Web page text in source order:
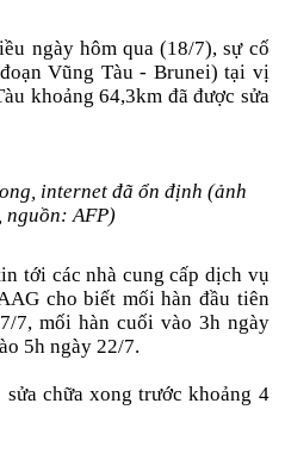
ngày hôm qua (18/7), sự cố
Vũng Tàu - Brunei) tại vị
khoảng 64,3km đã được sửa
internet đã ổn định (ảnh
nguồn: AFP)
tới các nhà cung cấp dịch vụ
cho biết mối hàn đầu tiên
7, mối hàn cuối vào 3h ngày
5h ngày 22/7.
chữa xong trước khoảng 4